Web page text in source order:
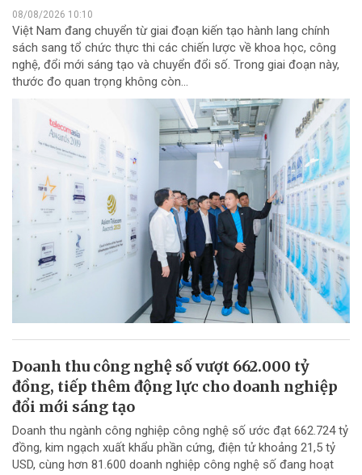
08/08/2026 10:10
Việt Nam đang chuyển từ giai đoạn kiến tạo hành lang chính
sách sang tổ chức thực thi các chiến lược về khoa học, công
nghệ, đổi mới sáng tạo và chuyển đổi số. Trong giai đoạn này,
thước đo quan trọng không còn...
Doanh thu công nghệ số vượt 662.000 tỷ
đồng, tiếp thêm động lực cho doanh nghiệp
đổi mới sáng tạo
Doanh thu ngành công nghiệp công nghệ số ước đạt 662.724 tỷ
đồng, kim ngạch xuất khẩu phần cứng, điện tử khoảng 21,5 tỷ
USD, cùng hơn 81.600 doanh nghiệp công nghệ số đang hoạt